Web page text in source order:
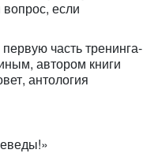
если
часть тренинга-
автором книги
антология